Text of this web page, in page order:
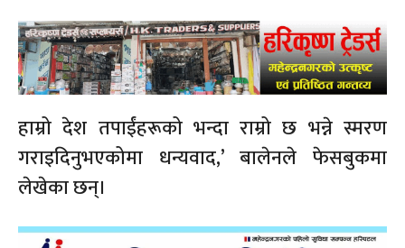
हाम्रो देश तपाईंहरूको भन्दा राम्रो छ भन्ने स्मरण
गराइदिनुभएकोमा धन्यवाद,’ बालेनले फेसबुकमा
लेखेका छन्।